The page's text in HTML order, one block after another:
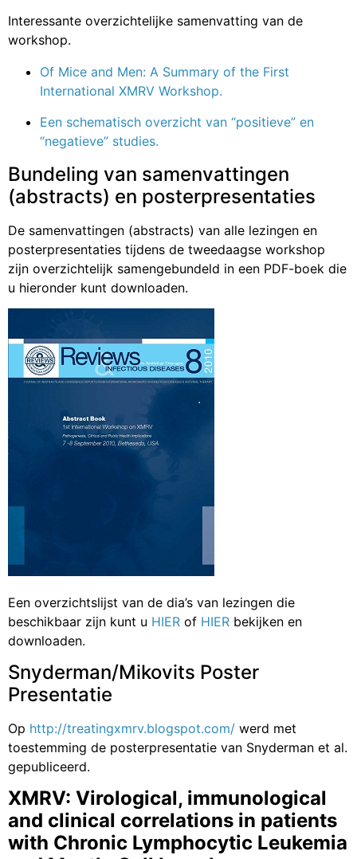
Interessante overzichtelijke samenvatting van de
workshop.
Of Mice and Men: A Summary of the First
International XMRV Workshop.
Een schematisch overzicht van “positieve” en
“negatieve” studies.
Bundeling van samenvattingen
(abstracts) en posterpresentaties
De samenvattingen (abstracts) van alle lezingen en
posterpresentaties tijdens de tweedaagse workshop
zijn overzichtelijk samengebundeld in een PDF-boek die
u hieronder kunt downloaden.
Een overzichtslijst van de dia’s van lezingen die
beschikbaar zijn kunt u HIER of HIER bekijken en
downloaden.
Snyderman/Mikovits Poster
Presentatie
Op http://treatingxmrv.blogspot.com/ werd met
toestemming de posterpresentatie van Snyderman et al.
gepubliceerd.
XMRV: Virological, immunological
and clinical correlations in patients
with Chronic Lymphocytic Leukemia